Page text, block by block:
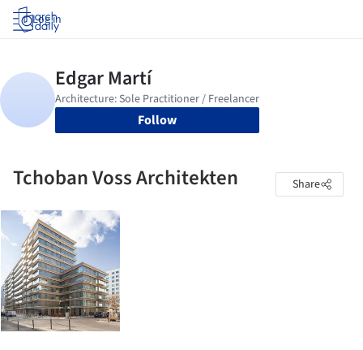
Log in
Follow
Tchoban Voss Architekten Share